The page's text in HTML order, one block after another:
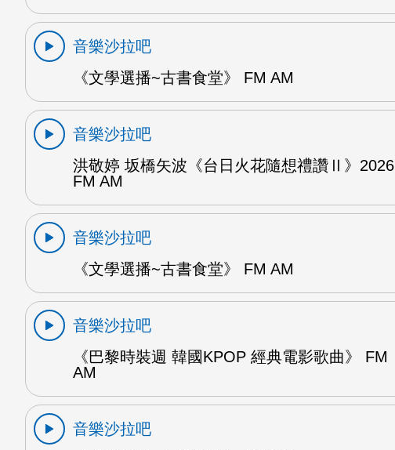
音樂沙拉吧
《文學選播~古書食堂》 FM AM
音樂沙拉吧
洪敬婷 坂橋矢波《台日火花隨想禮讚Ⅱ》2026
FM AM
音樂沙拉吧
《文學選播~古書食堂》 FM AM
音樂沙拉吧
《巴黎時裝週 韓國KPOP 經典電影歌曲》 FM
AM
音樂沙拉吧